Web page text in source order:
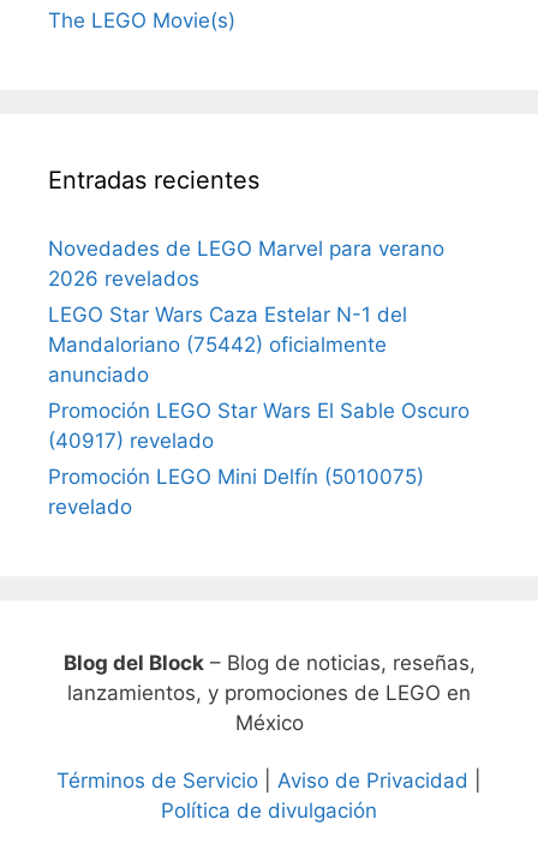
The LEGO Movie(s)
Entradas recientes
Novedades de LEGO Marvel para verano
2026 revelados
LEGO Star Wars Caza Estelar N-1 del
Mandaloriano (75442) oficialmente
anunciado
Promoción LEGO Star Wars El Sable Oscuro
(40917) revelado
Promoción LEGO Mini Delfín (5010075)
revelado
Blog del Block– Blog de noticias, reseñas,
lanzamientos, y promociones de LEGO en
México
Términos de Servicio Aviso de Privacidad
Política de divulgación